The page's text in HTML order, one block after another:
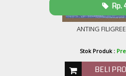
ANTING
Rp.
Stok Produk :
BELI